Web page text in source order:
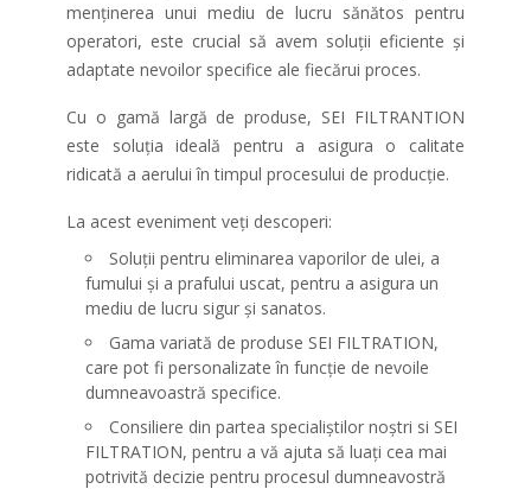
menținerea unui mediu de lucru sănătos pentru
operatori, este crucial să avem soluții eficiente și
adaptate nevoilor specifice ale fiecărui proces.
Cu o gamă largă de produse, SEI FILTRANTION
este soluția ideală pentru a asigura o calitate
ridicată a aerului în timpul procesului de producție.
La acest eveniment veți descoperi:
Soluții pentru eliminarea vaporilor de ulei, a
fumului și a prafului uscat, pentru a asigura un
mediu de lucru sigur și sanatos.
Gama variată de produse SEI FILTRATION,
care pot fi personalizate în funcție de nevoile
dumneavoastră specifice.
Consiliere din partea specialiștilor noștri si SEI
FILTRATION, pentru a vă ajuta să luați cea mai
potrivită decizie pentru procesul dumneavostră